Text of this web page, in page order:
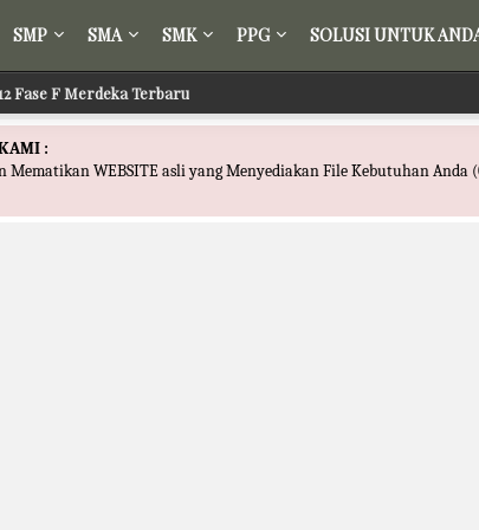
SMP SMA SMK PPG SOLUSI UNTUK
Fase F Merdeka Terbaru
12 Fase F Merdeka Terbaru
:
WEBSITE asli yang Menyediakan File Kebutuhan Anda